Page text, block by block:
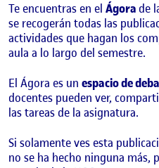
Te encuentras en el Ágora de
se recogerán todas las
actividades que hagan los
aula a lo largo del semestre.
El Ágora es un espacio de
docentes pueden ver,
las tareas de la asignatura.
Si solamente ves esta
no se ha hecho ninguna más,